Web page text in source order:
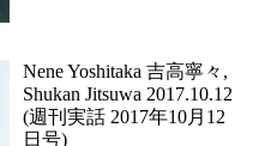
Nene Yoshitaka 吉高寧々,
Shukan Jitsuwa 2017.10.12
(週刊実話 2017年10月12
日号)